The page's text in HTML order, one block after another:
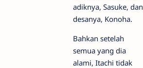
adiknya, Sasuke, dan
desanya, Konoha.
Bahkan setelah
semua yang dia
alami, Itachi tidak